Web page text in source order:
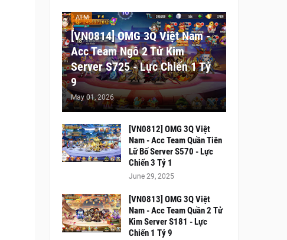
ATM
[VN0814] OMG 3Q Việt Nam -
Acc Team Ngô 2 Tử Kim
Server S725 - Lực Chiến 1 Tỷ
9
May 01, 2026
[VN0812] OMG 3Q Việt
Nam - Acc Team Quần Tiên
Lữ Bố Server S570 - Lực
Chiến 3 Tỷ 1
June 29, 2025
[VN0813] OMG 3Q Việt
Nam - Acc Team Quần 2 Tử
Kim Server S181 - Lực
Chiến 1 Tỷ 9